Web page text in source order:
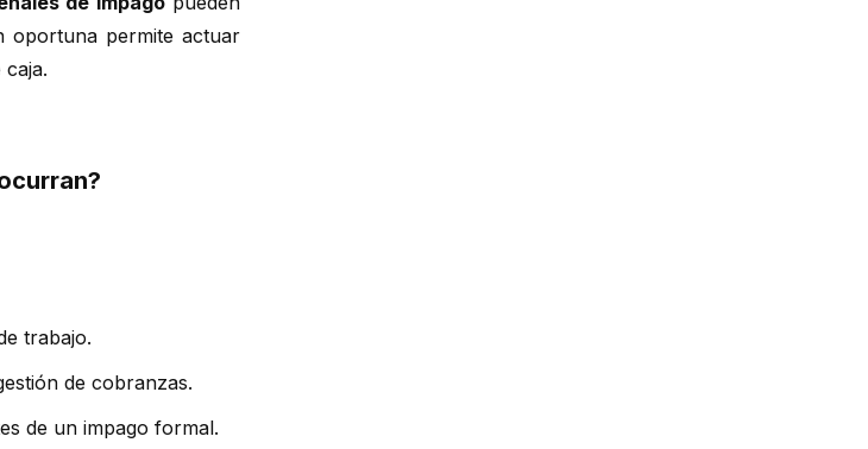
oportuna permite actuar
trabajo.
de cobranzas.
de un impago formal.